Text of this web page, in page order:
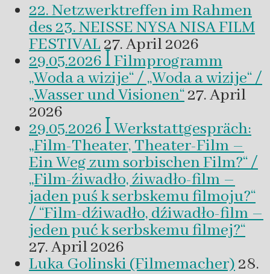
22. Netzwerktreffen im Rahmen
des 23. NEISSE NYSA NISA FILM
FESTIVAL27. April 2026
29.05.2026 ꟾ Filmprogramm
„Woda a wizije“ / „Woda a wizije“ /
„Wasser und Visionen“27. April
2026
29.05.2026 ꟾ Werkstattgespräch:
„Film-Theater, Theater-Film –
Ein Weg zum sorbischen Film?“ /
„Film-źiwadło, źiwadło-film –
jaden puś k serbskemu filmoju?“
/ “Film-dźiwadło, dźiwadło-film –
jeden puć k serbskemu filmej?“
27. April 2026
Luka Golinski (Filmemacher)28.